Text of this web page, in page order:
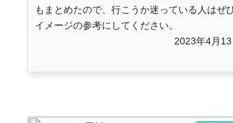
もまとめたので、行こうか迷っている人はぜ
イメージの参考にしてください。
2023年4月13